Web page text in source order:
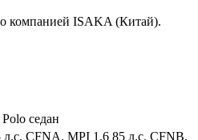
компанией ISAKA (Китай).
седан
л.с. CFNA, MPI 1.6 85 л.с. CFNB,